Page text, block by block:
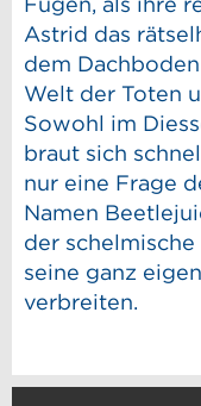
Astrid das
dem
Welt der Toten
Sowohl im
braut sich
nur eine Frage
Namen
der
seine ganz
verbreiten.